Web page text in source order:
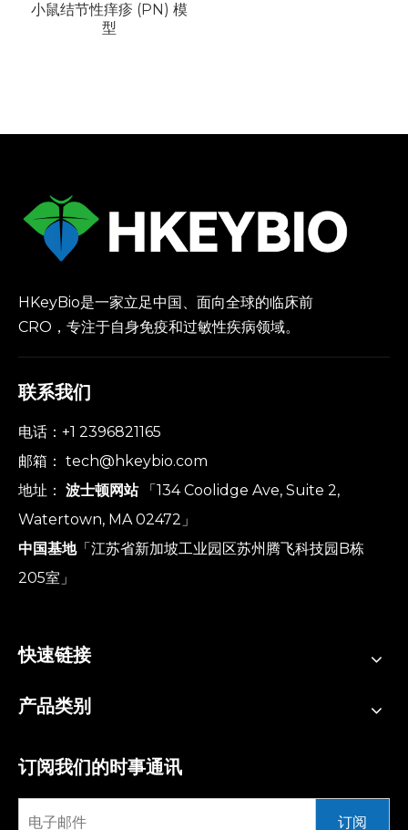
小鼠结节性痒疹 (PN) 模
型
HKeyBio是一家立足中国、面向全球的临床前
CRO，专注于自身免疫和过敏性疾病领域。
联系我们
电话：+1 2396821165
邮箱： tech@hkeybio.com
地址： 波士顿网站「134 Coolidge Ave, Suite 2,
Watertown, MA 02472」
中国基地「江苏省新加坡工业园区苏州腾飞科技园B栋
205室」
快速链接
产品类别
订阅我们的时事通讯
订阅